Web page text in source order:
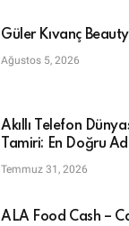
Güler Kıvanç
Ağustos 5, 2026
Akıllı Telefon
Tamiri: En Doğru
Temmuz 31, 2026
ALA Food Cash –